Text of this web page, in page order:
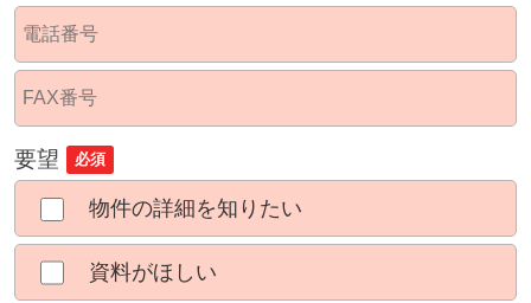
要望 必須
物件の詳細を知りたい
資料がほしい